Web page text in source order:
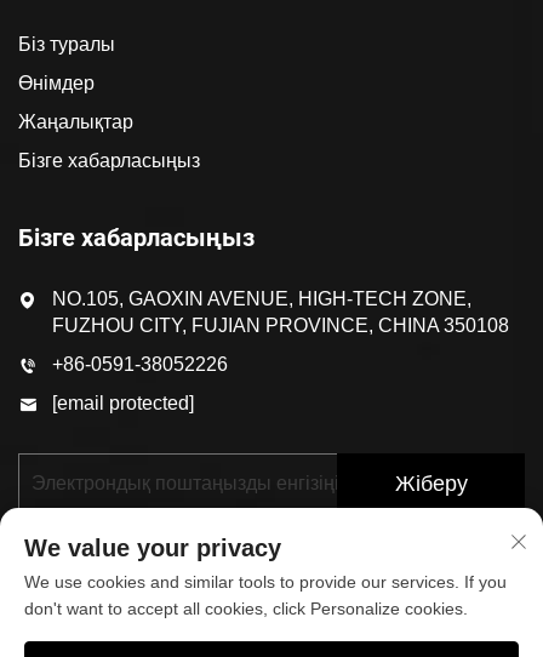
Біз туралы
Өнімдер
Жаңалықтар
Бізге хабарласыңыз
Бізге хабарласыңыз
NO.105, GAOXIN AVENUE, HIGH-TECH ZONE,
FUZHOU CITY, FUJIAN PROVINCE, CHINA 350108
+86-0591-38052226
[email protected]
Жіберу
We value your privacy
We use cookies and similar tools to provide our services. If you
don't want to accept all cookies, click Personalize cookies.